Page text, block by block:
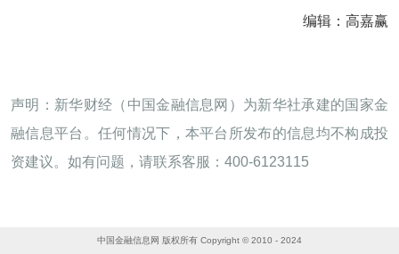
编辑：高嘉赢
声明：新华财经（中国金融信息网）为新华社承建的国家金
融信息平台。任何情况下，本平台所发布的信息均不构成投
资建议。如有问题，请联系客服：400-6123115
中国金融信息网 版权所有 Copyright © 2010 - 2024